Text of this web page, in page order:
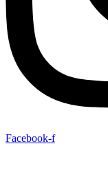
Facebook-f